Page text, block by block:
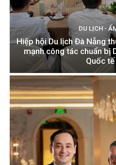
DU LỊCH -
Hiệp hội Du lịch Đà Nẵng
mạnh công tác chuẩn bị
Quốc tế